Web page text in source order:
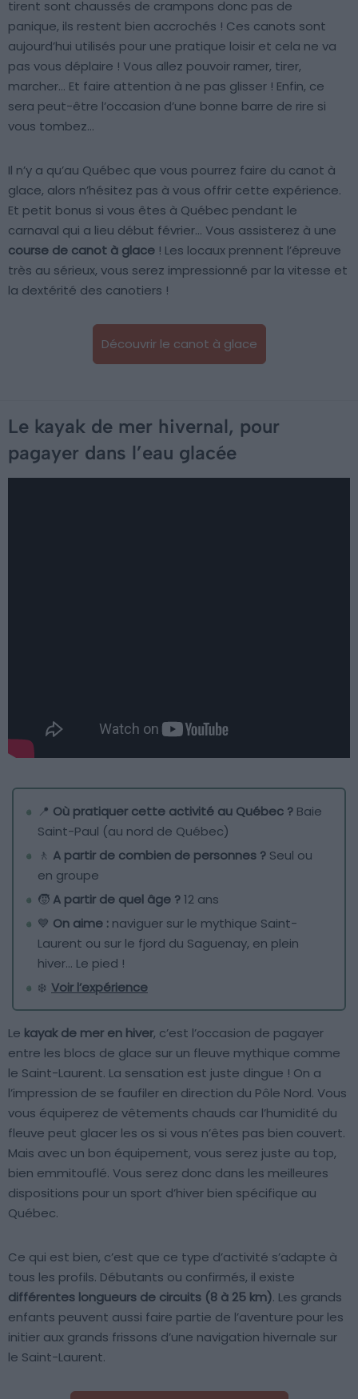
tirent sont chaussés de crampons donc pas de
panique, ils restent bien accrochés ! Ces canots sont
aujourd’hui utilisés pour une pratique loisir et cela ne va
pas vous déplaire ! Vous allez pouvoir ramer, tirer,
marcher… Et faire attention à ne pas glisser ! Enfin, ce
sera peut-être l’occasion d’une bonne barre de rire si
vous tombez…
Il n’y a qu’au Québec que vous pourrez faire du canot à
glace, alors n’hésitez pas à vous offrir cette expérience.
Et petit bonus si vous êtes à Québec pendant le
carnaval qui a lieu début février… Vous assisterez à une
course de canot à glace ! Les locaux prennent l’épreuve
très au sérieux, vous serez impressionné par la vitesse et
la dextérité des canotiers !
Découvrir le canot à glace
Le kayak de mer hivernal, pour
pagayer dans l’eau glacée
📍 Où pratiquer cette activité au Québec ? Baie
Saint-Paul (au nord de Québec)
🚶 A partir de combien de personnes ? Seul ou
en groupe
🧒A partir de quel âge ?12 ans
💙 On aime : naviguer sur le mythique Saint-
Laurent ou sur le fjord du Saguenay, en plein
hiver… Le pied !
❄️ Voir l’expérience
Le kayak de mer en hiver, c’est l’occasion de pagayer
entre les blocs de glace sur un fleuve mythique comme
le Saint-Laurent. La sensation est juste dingue ! On a
l’impression de se faufiler en direction du Pôle Nord. Vous
vous équiperez de vêtements chauds car l’humidité du
fleuve peut glacer les os si vous n’êtes pas bien couvert.
Mais avec un bon équipement, vous serez juste au top,
bien emmitouflé. Vous serez donc dans les meilleures
dispositions pour un sport d’hiver bien spécifique au
Québec.
Ce qui est bien, c’est que ce type d’activité s’adapte à
tous les profils. Débutants ou confirmés, il existe
différentes longueurs de circuits (8 à 25 km). Les grands
enfants peuvent aussi faire partie de l’aventure pour les
initier aux grands frissons d’une navigation hivernale sur
le Saint-Laurent.